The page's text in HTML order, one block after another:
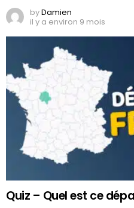
byDamien
il y a environ 9 mois
Quiz – Quel est ce